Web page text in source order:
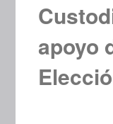
apoyo